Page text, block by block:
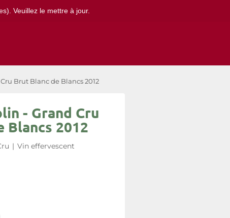
Veuillez le mettre à jour.
Brut Blanc de Blancs 2012
- Grand Cru
Blancs 2012
| Vin effervescent